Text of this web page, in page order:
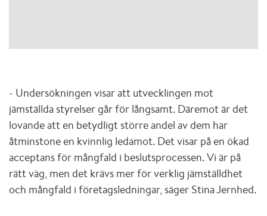
- Undersökningen visar att utvecklingen mot
jämställda styrelser går för långsamt. Däremot är det
lovande att en betydligt större andel av dem har
åtminstone en kvinnlig ledamot. Det visar på en ökad
acceptans för mångfald i beslutsprocessen. Vi är på
rätt väg, men det krävs mer för verklig jämställdhet
och mångfald i företagsledningar, säger Stina Jernhed.